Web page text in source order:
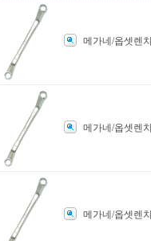
메가네/옵셋렌
메가네/옵셋렌
메가네/옵셋렌